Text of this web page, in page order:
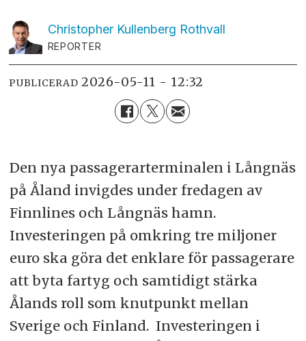
Christopher Kullenberg Rothvall
REPORTER
PUBLICERAD 2026-05-11 - 12:32
Den nya passagerarterminalen i Långnäs
på Åland invigdes under fredagen av
Finnlines och Långnäs hamn.
Investeringen på omkring tre miljoner
euro ska göra det enklare för passagerare
att byta fartyg och samtidigt stärka
Ålands roll som knutpunkt mellan
Sverige och Finland. Investeringen i